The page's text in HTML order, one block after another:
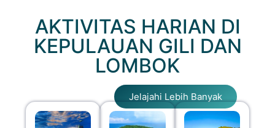
AKTIVITAS HARIAN DI
KEPULAUAN GILI DAN
LOMBOK
Jelajahi Lebih Banyak